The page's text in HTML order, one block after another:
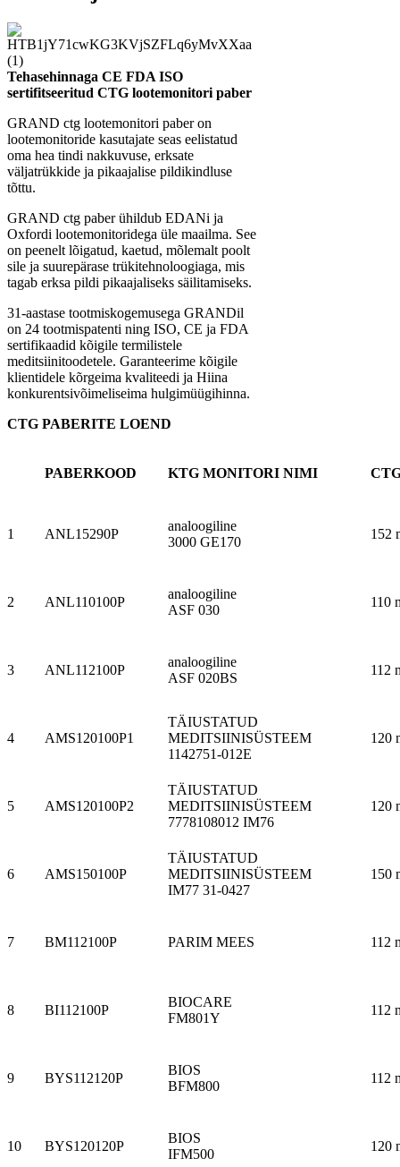
Tehasehinnaga CE FDA ISO
sertifitseeritud CTG lootemonitori paber
GRAND ctg lootemonitori paber on
lootemonitoride kasutajate seas eelistatud
oma hea tindi nakkuvuse, erksate
väljatrükkide ja pikaajalise pildikindluse
tõttu.
GRAND ctg paber ühildub EDANi ja
Oxfordi lootemonitoridega üle maailma. See
on peenelt lõigatud, kaetud, mõlemalt poolt
sile ja suurepärase trükitehnoloogiaga, mis
tagab erksa pildi pikaajaliseks säilitamiseks.
31-aastase tootmiskogemusega GRANDil
on 24 tootmispatenti ning ISO, CE ja FDA
sertifikaadid kõigile termilistele
meditsiinitoodetele. Garanteerime kõigile
klientidele kõrgeima kvaliteedi ja Hiina
konkurentsivõimeliseima hulgimüügihinna.
CTG PABERITE LOEND
PABERKOOD KTG MONITORI NIMI
1 ANL15290P
analoogiline
3000 GE170
152
2 ANL110100P
analoogiline
ASF 030
110
3 ANL112100P
analoogiline
ASF 020BS
112
4 AMS120100P1
TÄIUSTATUD
MEDITSIINISÜSTEEM
1142751-012E
120
5 AMS120100P2
TÄIUSTATUD
MEDITSIINISÜSTEEM
7778108012 IM76
120
6 AMS150100P
TÄIUSTATUD
MEDITSIINISÜSTEEM
IM77 31-0427
150
7 BM112100P PARIM MEES 112
8 BI112100P
BIOCARE
FM801Y
112
9 BYS112120P
BIOS
BFM800
112
10 BYS120120P
BIOS
IFM500
120